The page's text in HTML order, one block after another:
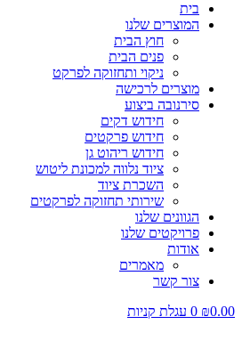
בית
המוצרים שלנו
חוץ הבית
פנים הבית
ניקוי ותחזוקה לפרקט
מוצרים לרכישה
סירנובה ביצוע
חידוש דקים
חידוש פרקטים
חידוש ריהוט גן
ציוד נלווה למכונת ליטוש
השכרת ציוד
שירותי תחזוקה לפרקטים
הגוונים שלנו
פרויקטים שלנו
אודות
מאמרים
צור קשר
₪0.00
0 עגלת קניות